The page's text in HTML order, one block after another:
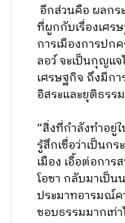
อีกส่วนคือ ​ผลกร
ที่ผูกกับเรื่องเศร
การเมืองการปก
ลอว์ ​จะเป็นกุญแ
เศรษฐกิจ ถึงมีกา
อิสระและยุติธรร
“สิ่งที่กำลังทำอยู่
รู้สึกเชื่อว่าเป็นก
เมือง เอื้อต่อกา
โอชา กลับมาเป็
ประมาทอารมณ์ค
ชอบธรรมมากเท่